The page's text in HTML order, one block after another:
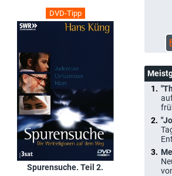
DVD-Tipp
Spurensuche. Teil 2.